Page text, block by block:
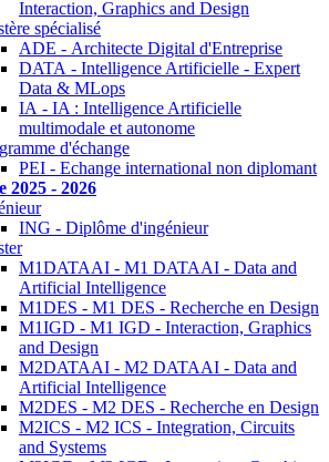
Interaction, Graphics and Design
spécialisé
ADE - Architecte Digital d'Entreprise
DATA - Intelligence Artificielle - Expert
Data & MLops
IA - IA : Intelligence Artificielle
multimodale et autonome
d'échange
PEI - Echange international non diplomant
2025 - 2026
ING - Diplôme d'ingénieur
M1DATAAI - M1 DATAAI - Data and
Artificial Intelligence
M1DES - M1 DES - Recherche en Design
M1IGD - M1 IGD - Interaction, Graphics
and Design
M2DATAAI - M2 DATAAI - Data and
Artificial Intelligence
M2DES - M2 DES - Recherche en Design
M2ICS - M2 ICS - Integration, Circuits
and Systems